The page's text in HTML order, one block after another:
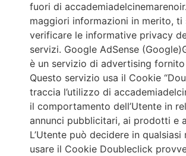
fuori di
maggiori informazioni in merito, ti
verificare le informative privacy
servizi. Google AdSense
è un servizio di advertising
Questo servizio usa il Cookie
traccia l’utilizzo di
il comportamento dell’Utente in
annunci pubblicitari, ai prodotti e
L’Utente può decidere in
usare il Cookie Doubleclick